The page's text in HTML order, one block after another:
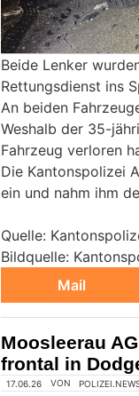
Beide Lenker
Rettungsdienst ins
An beiden
Weshalb der 35-
Fahrzeug verloren
Die Kantonspolizei
ein und nahm ihm
Quelle:
Bildquelle:
Mail
Moosleerau
frontal in